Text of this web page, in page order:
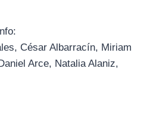
César Albarracín, Miriam
Arce, Natalia Alaniz,